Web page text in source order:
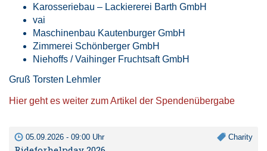
Karosseriebau – Lackiererei Barth GmbH
vai
Maschinenbau Kautenburger GmbH
Zimmerei Schönberger GmbH
Niehoffs / Vaihinger Fruchtsaft GmbH
Gruß Torsten Lehmler
Hier geht es weiter zum Artikel der Spendenübergabe
05.09.2026 - 09:00 Uhr Charity